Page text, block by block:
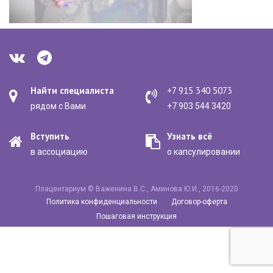
+7 915 340 5073
+7 903 544 3420
Найти специалиста
рядом с Вами
Узнать всё
о капсулировании
Вступить
в ассоциацию
Плацентариум © Важенина В.С., Аминова Ю.И., 2016-2020
Политика конфиденциальности
Договор-оферта
Пошаговая инструкция